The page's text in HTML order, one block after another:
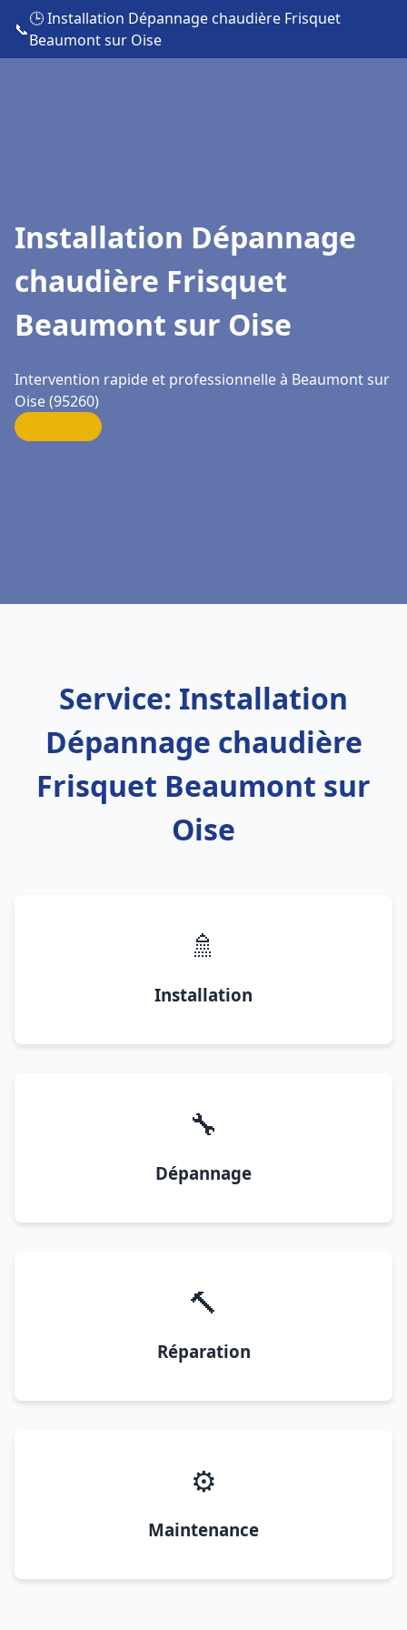
📞
🕒 Installation Dépannage chaudière Frisquet
Beaumont sur Oise
Installation Dépannage
chaudière Frisquet
Beaumont sur Oise
Intervention rapide et professionnelle à Beaumont sur
Oise (95260)
Service: Installation
Dépannage chaudière
Frisquet Beaumont sur
Oise
🚿
Installation
🔧
Dépannage
🔨
Réparation
⚙️
Maintenance